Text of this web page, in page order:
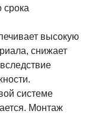
срока
высокую
снижает
системе
Монтаж